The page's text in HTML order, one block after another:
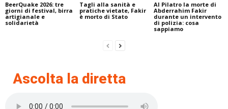
BeerQuake 2026: tre
giorni di festival, birra
artigianale e
solidarietà
Tagli alla sanità e
pratiche vietate, Fakir
è morto di Stato
Al Pilatro la morte di
Abderrahim Fakir
durante un intervento
di polizia: cosa
sappiamo
Ascolta la diretta